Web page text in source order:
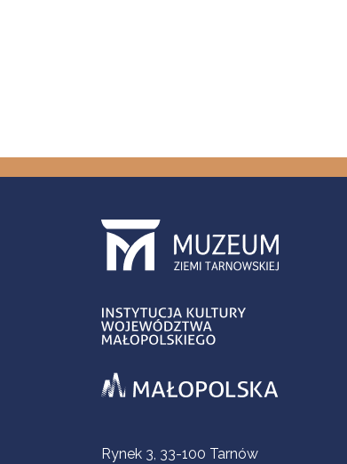
Informacje kontaktowe
Rynek 3, 33-100 Tarnów